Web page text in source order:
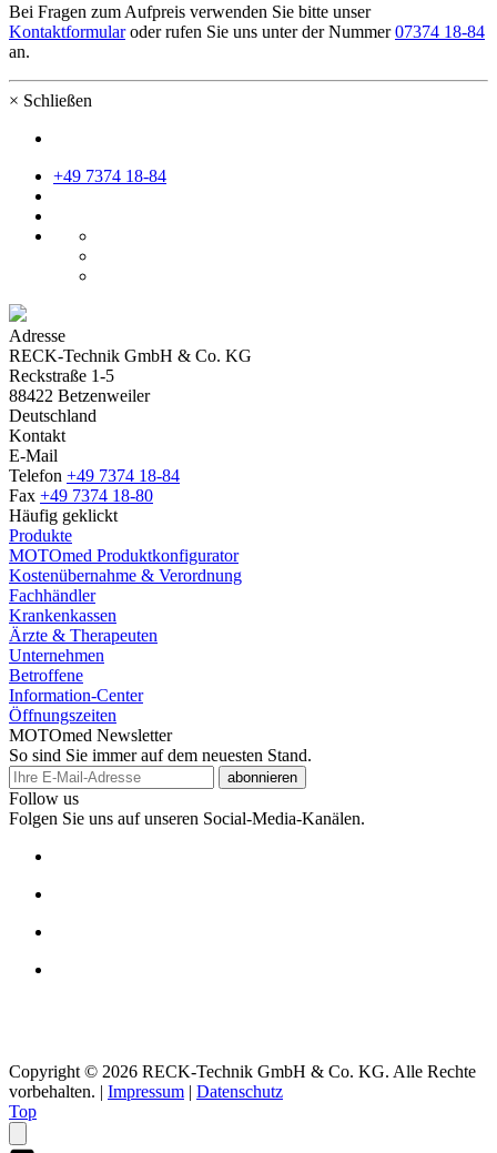
Bei Fragen zum Aufpreis verwenden Sie bitte unser
Kontaktformularoder rufen Sie uns unter der Nummer07374 18-84
an.
× Schließen
+49 7374 18-84
Adresse
RECK-Technik GmbH & Co. KG
Reckstraße 1-5
88422 Betzenweiler
Deutschland
Kontakt
E-Mail
Telefon +49 7374 18-84
Fax +49 7374 18-80
Häufig geklickt
Produkte
MOTOmed Produktkonfigurator
Kostenübernahme & Verordnung
Fachhändler
Krankenkassen
Ärzte & Therapeuten
Unternehmen
Betroffene
Information-Center
Öffnungszeiten
MOTOmed Newsletter
So sind Sie immer auf dem neuesten Stand.
abonnieren
Follow us
Folgen Sie uns auf unseren Social-Media-Kanälen.
Copyright © 2026 RECK-Technik GmbH & Co. KG. Alle Rechte
vorbehalten. | Impressum | Datenschutz
Top